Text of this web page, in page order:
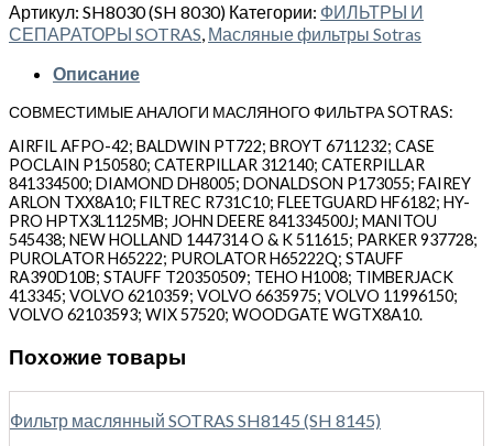
Артикул: SH8030 (SH 8030) Категории: ФИЛЬТРЫ И
СЕПАРАТОРЫ SOTRAS, Масляные фильтры Sotras
Описание
СОВМЕСТИМЫЕ АНАЛОГИ МАСЛЯНОГО ФИЛЬТРА SOTRAS:
AIRFIL AFPO-42; BALDWIN PT722; BROYT 6711232; CASE
POCLAIN P150580; CATERPILLAR 312140; CATERPILLAR
841334500; DIAMOND DH8005; DONALDSON P173055; FAIREY
ARLON TXX8A10; FILTREC R731C10; FLEETGUARD HF6182; HY-
PRO HPTX3L1125MB; JOHN DEERE 841334500J; MANITOU
545438; NEW HOLLAND 1447314 O & K 511615; PARKER 937728;
PUROLATOR H65222; PUROLATOR H65222Q; STAUFF
RA390D10B; STAUFF T20350509; TEHO H1008; TIMBERJACK
413345; VOLVO 6210359; VOLVO 6635975; VOLVO 11996150;
VOLVO 62103593; WIX 57520; WOODGATE WGTX8A10.
Похожие товары
Фильтр маслянный SOTRAS SH8145 (SH 8145)